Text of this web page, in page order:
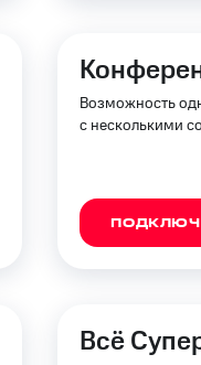
Возможность
с несколькими
Всё